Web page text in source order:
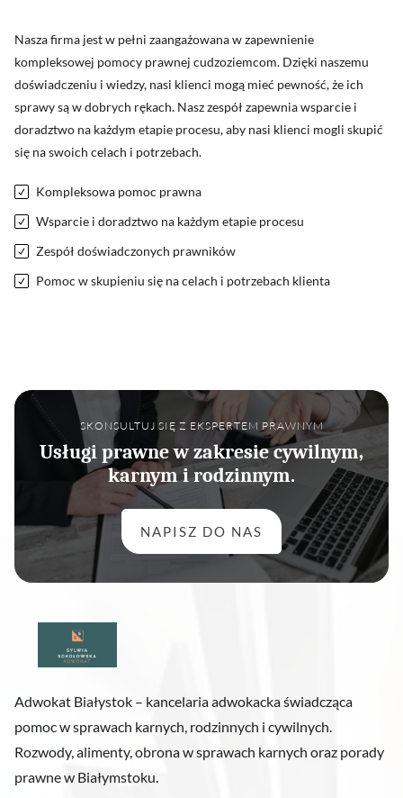
Nasza firma jest w pełni zaangażowana w zapewnienie
kompleksowej pomocy prawnej cudzoziemcom. Dzięki naszemu
doświadczeniu i wiedzy, nasi klienci mogą mieć pewność, że ich
sprawy są w dobrych rękach. Nasz zespół zapewnia wsparcie i
doradztwo na każdym etapie procesu, aby nasi klienci mogli skupić
się na swoich celach i potrzebach.
Kompleksowa pomoc prawna
Wsparcie i doradztwo na każdym etapie procesu
Zespół doświadczonych prawników
Pomoc w skupieniu się na celach i potrzebach klienta
SKONSULTUJ SIĘ Z EKSPERTEM PRAWNYM
Usługi prawne w zakresie cywilnym,
karnym i rodzinnym.
NAPISZ DO NAS
Adwokat Białystok – kancelaria adwokacka świadcząca
pomoc w sprawach karnych, rodzinnych i cywilnych.
Rozwody, alimenty, obrona w sprawach karnych oraz porady
prawne w Białymstoku.